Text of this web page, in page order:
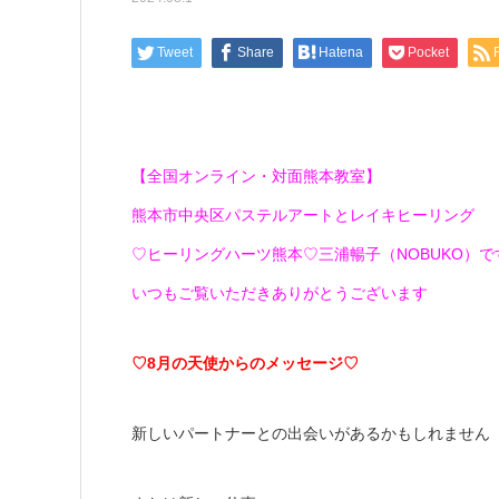
Tweet Share Hatena Pocket
【全国オンライン・対面熊本教室】
熊本市中央区パステルアートとレイキヒーリング
♡ヒーリングハーツ熊本♡三浦暢子（NOBUKO）で
いつもご覧いただきありがとうございます
♡8月の天使からのメッセージ♡
新しいパートナーとの出会いがあるかもしれません